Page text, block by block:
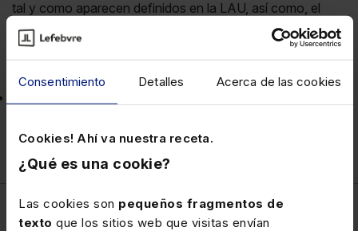
Consentimiento Detalles Acerca de las cookies
Cookies! Ahí va nuestra receta.
¿Qué es una cookie?
Las cookies son pequeños fragmentos de
texto que los sitios web que visitas envían
tal y como aparecen definidos en la LAU, así como, el
subarriendo parcial de vivienda a que se refiere laLAU
art.8 y el derecho de aprovechamiento por turno de
bienes inmuebles.
cedente y cesionario, ya sea a título oneroso o gratuito.